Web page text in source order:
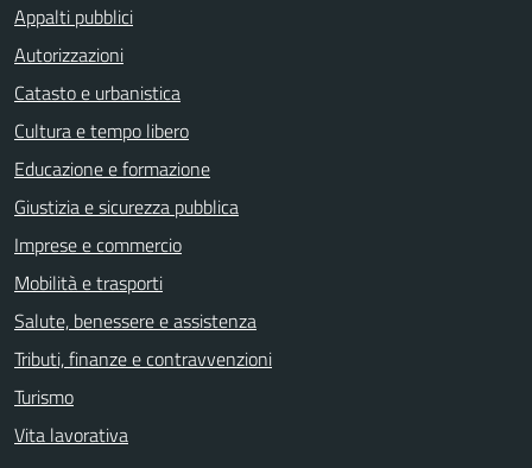
Appalti pubblici
Autorizzazioni
Catasto e urbanistica
Cultura e tempo libero
Educazione e formazione
Giustizia e sicurezza pubblica
Imprese e commercio
Mobilità e trasporti
Salute, benessere e assistenza
Tributi, finanze e contravvenzioni
Turismo
Vita lavorativa